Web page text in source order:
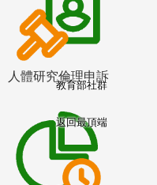
人體研究倫理申訴
教育部社群
返回最頂端